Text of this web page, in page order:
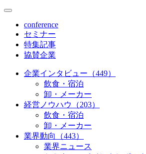
conference
セミナー
特集記事
協賛企業
企業インタビュー（449）
飲食・宿泊
卸・メーカー
経営ノウハウ（203）
飲食・宿泊
卸・メーカー
業界動向（443）
業界ニュース